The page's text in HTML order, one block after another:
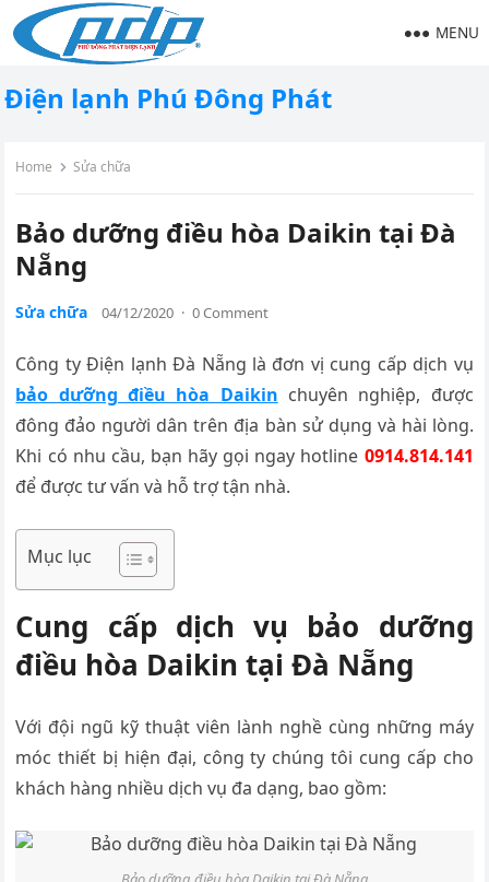
Điện lạnh Phú Đông Phát
MENU
Home Sửa chữa
Bảo dưỡng điều hòa Daikin tại Đà
Nẵng
Sửa chữa 04/12/2020 · 0 Comment
Công ty Điện lạnh Đà Nẵng là đơn vị cung cấp dịch vụ
bảo dưỡng điều hòa Daikin chuyên nghiệp, được
đông đảo người dân trên địa bàn sử dụng và hài lòng.
Khi có nhu cầu, bạn hãy gọi ngay hotline 0914.814.141
để được tư vấn và hỗ trợ tận nhà.
Mục lục
Cung cấp dịch vụ bảo dưỡng
điều hòa Daikin tại Đà Nẵng
Với đội ngũ kỹ thuật viên lành nghề cùng những máy
móc thiết bị hiện đại, công ty chúng tôi cung cấp cho
khách hàng nhiều dịch vụ đa dạng, bao gồm: